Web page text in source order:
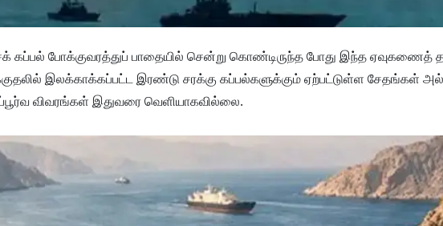
கப்பல் போக்குவரத்துப் பாதையில் சென்று கொண்டிருந்த போது இந்த ஏவுகணைத்
இலக்காக்கப்பட்ட இரண்டு சரக்கு கப்பல்களுக்கும் ஏற்பட்டுள்ள சேதங்கள்
விவரங்கள் இதுவரை வெளியாகவில்லை.